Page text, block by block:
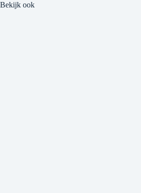
Bekijk ook